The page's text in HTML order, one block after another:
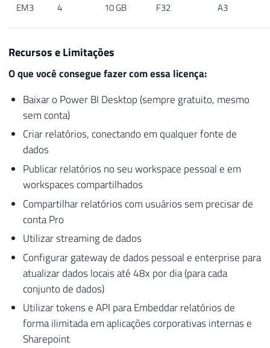
EM3 4 10 GB F32 A3
Recursos e Limitações
O que você consegue fazer com essa licença:
Baixar o Power BI Desktop (sempre gratuito, mesmo
sem conta)
Criar relatórios, conectando em qualquer fonte de
dados
Publicar relatórios no seu workspace pessoal e em
workspaces compartilhados
Compartilhar relatórios com usuários sem precisar de
conta Pro
Utilizar streaming de dados
Configurar gateway de dados pessoal e enterprise para
atualizar dados locais até 48x por dia (para cada
conjunto de dados)
Utilizar tokens e API para Embeddar relatórios de
forma ilimitada em aplicações corporativas internas e
Sharepoint